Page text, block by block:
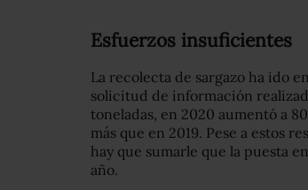
Esfuerzos insuficientes
La recolecta de sargazo ha ido
solicitud de información
toneladas, en 2020 aumentó a
más que en 2019. Pese a estos
hay que sumarle que la puesta
año.